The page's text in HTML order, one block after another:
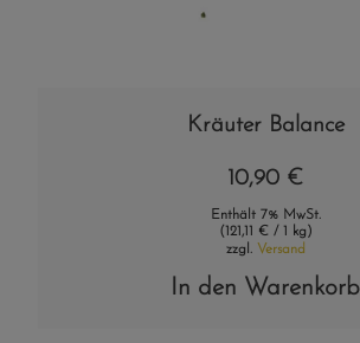
Kräuter Balance
10,90 €
Enthält 7% MwSt.
(121,11 € / 1 kg)
zzgl. Versand
In den Warenkorb